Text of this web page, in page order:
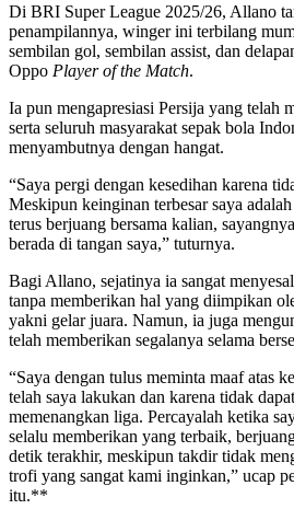
Di BRI Super League 2025/26, Allano
penampilannya, winger ini terbilang
sembilan gol, sembilan assist, dan
Oppo Player of the Match.
Ia pun mengapresiasi Persija yang telah
serta seluruh masyarakat sepak bola
menyambutnya dengan hangat.
“Saya pergi dengan kesedihan karena
Meskipun keinginan terbesar saya
terus berjuang bersama kalian,
berada di tangan saya,” tuturnya.
Bagi Allano, sejatinya ia sangat
tanpa memberikan hal yang diimpikan
yakni gelar juara. Namun, ia juga
telah memberikan segalanya selama
“Saya dengan tulus meminta maaf atas
telah saya lakukan dan karena tidak
memenangkan liga. Percayalah ketika
selalu memberikan yang terbaik,
detik terakhir, meskipun takdir tidak
trofi yang sangat kami inginkan,” ucap
itu.**